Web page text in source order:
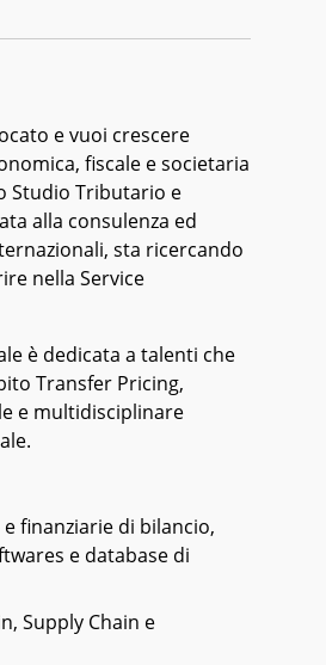
e vuoi crescere
fiscale e societaria
Studio Tributario e
alla consulenza ed
sta ricercando
nella Service
è dedicata a talenti che
Transfer Pricing,
e multidisciplinare
finanziarie di bilancio,
e database di
Supply Chain e